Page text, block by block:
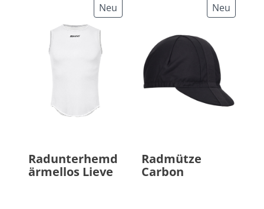
Neu
Radunterhemd
ärmellos Lieve
Neu
Radmütze
Carbon